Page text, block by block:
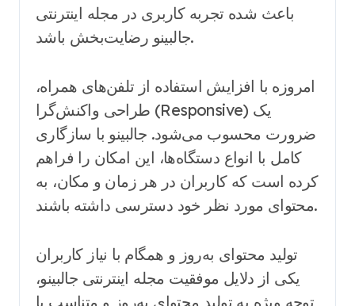
باعث شده تجربه کاربری در مجله اینترنتی
جالبینو رضایت‌بخش باشد.
امروزه با افزایش استفاده از تلفن‌های همراه،
طراحی واکنش‌گرا (Responsive) یک
ضرورت محسوب می‌شود. جالبینو با سازگاری
کامل با انواع دستگاه‌ها، این امکان را فراهم
کرده است که کاربران در هر زمان و مکان، به
محتوای مورد نظر خود دسترسی داشته باشند.
تولید محتوای به‌روز و همگام با نیاز کاربران
یکی از دلایل موفقیت مجله اینترنتی جالبینو،
توجه ویژه به تولید محتوای به‌روز و متناسب با